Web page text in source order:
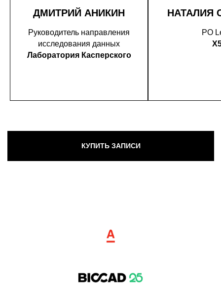
ДМИТРИЙ АНИКИН
Руководитель направления
исследования данных
Лаборатория Касперского
НАТАЛИЯ
PO